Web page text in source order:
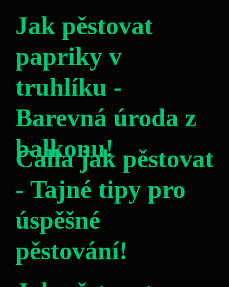
Jak pěstovat
papriky v
truhlíku -
Barevná úroda z
balkonu!
Calla jak pěstovat
- Tajné tipy pro
úspěšné
pěstování!